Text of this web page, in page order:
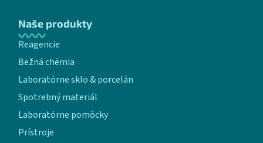
Naše produkty
Reagencie
Bežná chémia
Laboratórne sklo & porcelán
Spotrebný materiál
Laboratórne pomôcky
Prístroje